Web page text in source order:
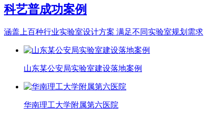
科艺普成功案例
涵盖上百种行业实验室设计方案 满足不同实验室规划需求
山东某公安局实验室建设落地案例
华南理工大学附属第六医院